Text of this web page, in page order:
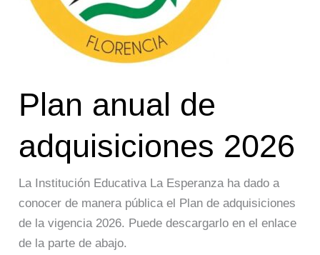
Plan anual de
adquisiciones 2026
La Institución Educativa La Esperanza ha dado a
conocer de manera pública el Plan de adquisiciones
de la vigencia 2026. Puede descargarlo en el enlace
de la parte de abajo.